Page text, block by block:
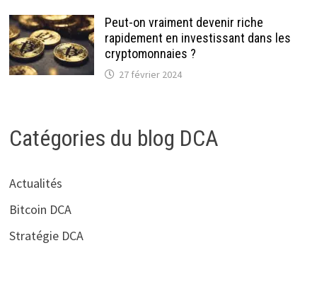
Peut-on vraiment devenir riche
rapidement en investissant dans les
cryptomonnaies ?
27 février 2024
Catégories du blog DCA
Actualités
Bitcoin DCA
Stratégie DCA